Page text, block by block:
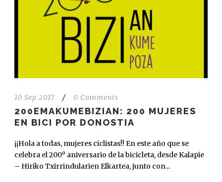
10 Sep 2017 / 0 Comments
200EMAKUMEBIZIAN: 200 MUJERES
EN BICI POR DONOSTIA
¡¡Hola a todas, mujeres ciclistas!! En este año que se
celebra el 200º aniversario de la bicicleta, desde Kalapie
– Hiriko Txirrindularien Elkartea, junto con...